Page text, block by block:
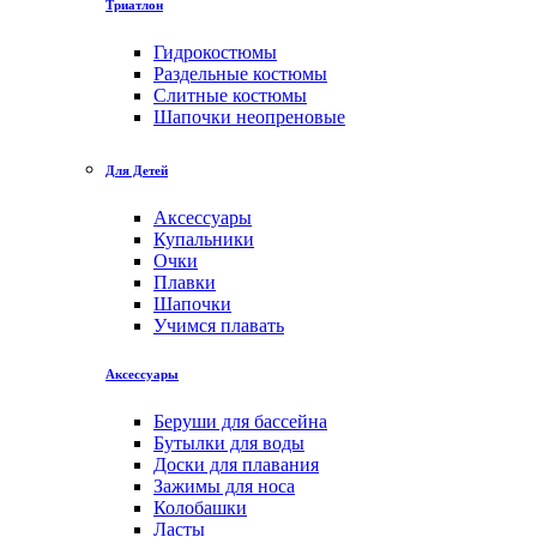
Триатлон
Гидрокостюмы
Раздельные костюмы
Слитные костюмы
Шапочки неопреновые
Для Детей
Аксессуары
Купальники
Очки
Плавки
Шапочки
Учимся плавать
Аксессуары
Беруши для бассейна
Бутылки для воды
Доски для плавания
Зажимы для носа
Колобашки
Ласты